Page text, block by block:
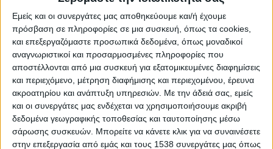
Εμείς και οι συνεργάτες μας αποθηκεύουμε και/ή έχουμε
πρόσβαση σε πληροφορίες σε μια συσκευή, όπως τα cookies,
και επεξεργαζόμαστε προσωπικά δεδομένα, όπως μοναδικοί
αναγνωριστικοί και προσαρμοσμένες πληροφορίες που
αποστέλλονται από μια συσκευή για εξατομικευμένες διαφημίσεις
και περιεχόμενο, μέτρηση διαφήμισης και περιεχομένου, έρευνα
ακροατηρίου και ανάπτυξη υπηρεσιών. Με την άδειά σας, εμείς
και οι συνεργάτες μας ενδέχεται να χρησιμοποιήσουμε ακριβή
δεδομένα γεωγραφικής τοποθεσίας και ταυτοποίησης μέσω
σάρωσης συσκευών. Μπορείτε να κάνετε κλικ για να συναινέσετε
στην επεξεργασία από εμάς και τους 1538 συνεργάτες μας όπως
Αρχική